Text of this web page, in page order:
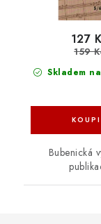
Skladem
127
159
Bubenická